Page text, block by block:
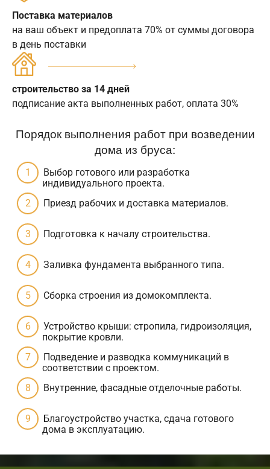
Поставка материалов
на ваш объект и предоплата 70% от суммы договора
в день поставки
строительство за 14 дней
подписание акта выполненных работ, оплата 30%
Порядок выполнения работ при возведении
дома из бруса:
Выбор готового или разработка
индивидуального проекта.
Приезд рабочих и доставка материалов.
Подготовка к началу строительства.
Заливка фундамента выбранного типа.
Сборка строения из домокомплекта.
Устройство крыши: стропила, гидроизоляция,
покрытие кровли.
Подведение и разводка коммуникаций в
соответствии с проектом.
Внутренние, фасадные отделочные работы.
Благоустройство участка, сдача готового
дома в эксплуатацию.